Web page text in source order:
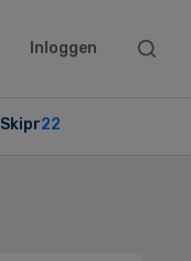
Inloggen
Search
Skipr22